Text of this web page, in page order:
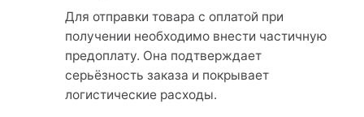
Для отправки товара с оплатой при
получении необходимо внести частичную
предоплату. Она подтверждает
серьёзность заказа и покрывает
логистические расходы.